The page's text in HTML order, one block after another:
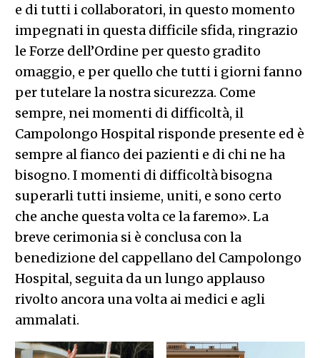
e di tutti i collaboratori, in questo momento
impegnati in questa difficile sfida, ringrazio
le Forze dell’Ordine per questo gradito
omaggio, e per quello che tutti i giorni fanno
per tutelare la nostra sicurezza. Come
sempre, nei momenti di difficoltà, il
Campolongo Hospital risponde presente ed è
sempre al fianco dei pazienti e di chi ne ha
bisogno. I momenti di difficoltà bisogna
superarli tutti insieme, uniti, e sono certo
che anche questa volta ce la faremo». La
breve cerimonia si è conclusa con la
benedizione del cappellano del Campolongo
Hospital, seguita da un lungo applauso
rivolto ancora una volta ai medici e agli
ammalati.